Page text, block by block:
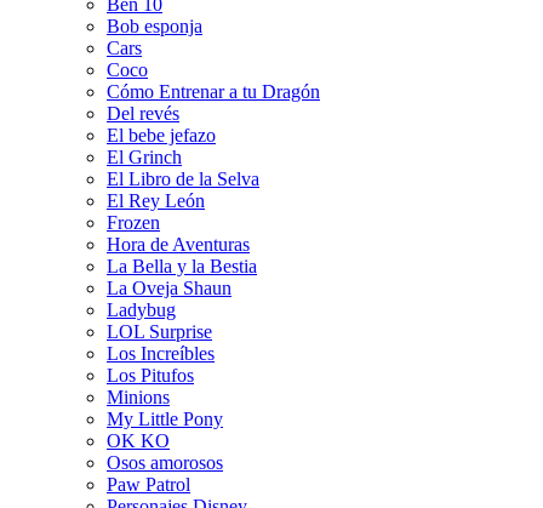
Ben 10
Bob esponja
Cars
Coco
Cómo Entrenar a tu Dragón
Del revés
El bebe jefazo
El Grinch
El Libro de la Selva
El Rey León
Frozen
Hora de Aventuras
La Bella y la Bestia
La Oveja Shaun
Ladybug
LOL Surprise
Los Increíbles
Los Pitufos
Minions
My Little Pony
OK KO
Osos amorosos
Paw Patrol